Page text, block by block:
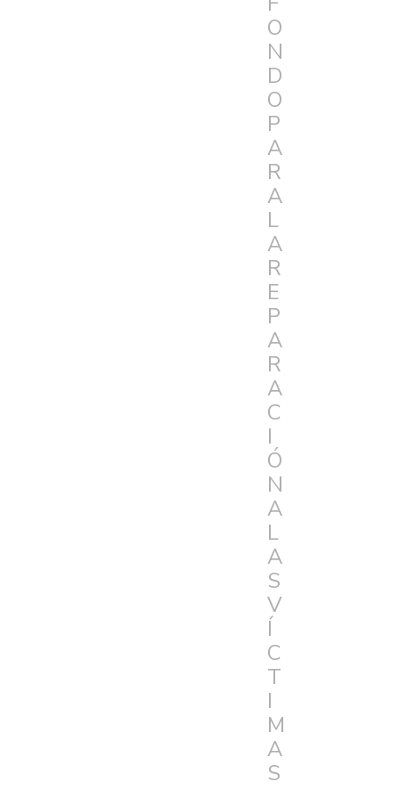
O
N
D
O
P
A
R
A
L
A
R
E
P
A
R
A
C
I
Ó
N
A
L
A
S
V
Í
C
T
I
M
A
S